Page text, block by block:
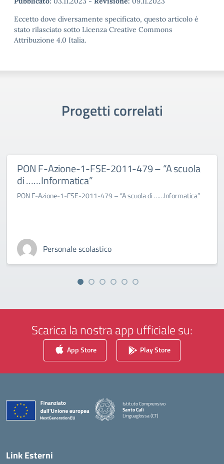
Eccetto dove diversamente specificato, questo articolo è
stato rilasciato sotto Licenza Creative Commons
Attribuzione 4.0 Italia.
Progetti correlati
PON F-Azione-1-FSE-2011-479 – “A scuola
di ……Informatica”
PON F-Azione-1-FSE-2011-479 – “A scuola di ……Informatica”
Personale scolastico
Scarica la nostra app ufficiale su:
App Store Play Store
Istituto Comprensivo
Santo Calì
Linguaglossa (CT)
— Visita la pagina iniziale della scuola
Link Esterni